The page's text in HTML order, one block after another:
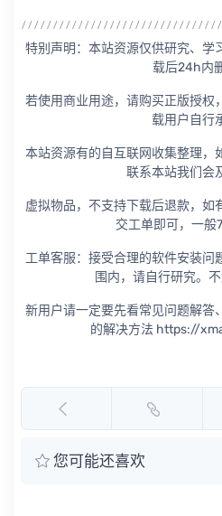
特别声明：本站资源仅供研究、学
载后24h内
若使用商业用途，请购买正版授权
载用户自行
本站资源有的自互联网收集整理，
联系本站我们会
虚拟物品，不支持下载后退款，如
交工单即可，一般
工单客服：接受合理的软件安装问
围内，请自行研究。不
新用户请一定要先看常见问题解答
的解决方法 https://
您可能还喜欢